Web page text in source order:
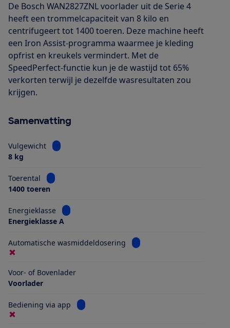
De Bosch WAN2827ZNL voorlader uit de Serie 4
heeft een trommelcapaciteit van 8 kilo en
centrifugeert tot 1400 toeren. Deze machine heeft
een Iron Assist-programma waarmee je kleding
opfrist en kreukels vermindert. Met de
SpeedPerfect-functie kun je de wastijd tot 65%
verkorten terwijl je dezelfde wasresultaten zou
krijgen.
Samenvatting
Vulgewicht
Bekijk informatie voor Vulgewicht
8 kg
Toerental
Bekijk informatie voor Toerental
1400 toeren
Energieklasse
Bekijk informatie voor Energieklasse
Energieklasse A
Automatische wasmiddeldosering Bekijk informatie voor
Voor- of Bovenlader
Voorlader
Bediening via app Bekijk informatie voor Bediening via app